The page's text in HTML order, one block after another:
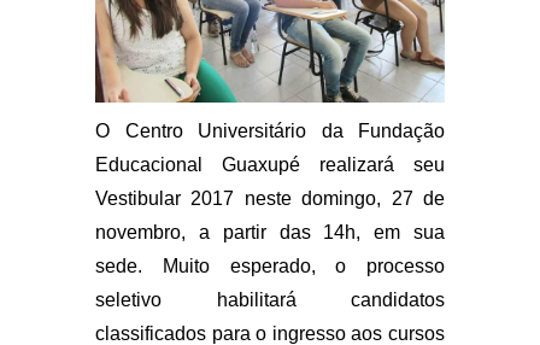
O Centro Universitário da Fundação
Educacional Guaxupé realizará seu
Vestibular 2017 neste domingo, 27 de
novembro, a partir das 14h, em sua
sede. Muito esperado, o processo
seletivo habilitará candidatos
classificados para o ingresso aos cursos